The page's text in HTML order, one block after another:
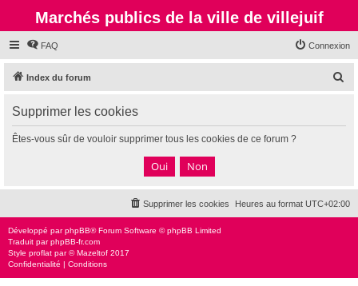
Marchés publics de la ville de villejuif
FAQ Connexion
Index du forum
c
Supprimer les cookies
Êtes-vous sûr de vouloir supprimer tous les cookies de ce forum ?
Heures au format UTC+02:00
Supprimer les cookies
Développé parphpBB® Forum Software © phpBB Limited
Traduit parphpBB-fr.com
Style proflat par ©Mazeltof 2017
Confidentialité | Conditions